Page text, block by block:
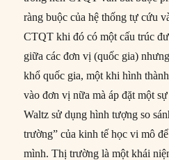
ràng buộc của hệ thống tự cứu
CTQT khi đó có một cấu trúc
giữa các đơn vị (quốc gia)
khổ quốc gia, một khi hình
vào đơn vị nữa mà áp đặt một
Waltz sử dụng hình tượng so
trường” của kinh tế học vi mô
mình. Thị trường là một khái